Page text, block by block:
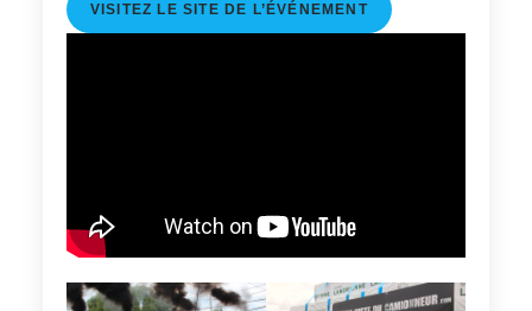
VISITEZ LE SITE DE L’ÉVÉNEMENT